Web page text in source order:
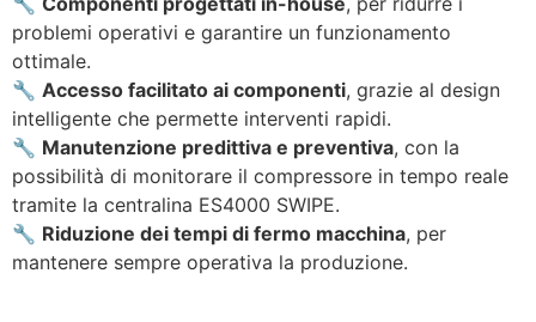
problemi operativi e garantire un funzionamento
ottimale.
🔧 Accesso facilitato ai componenti, grazie al design
intelligente che permette interventi rapidi.
🔧 Manutenzione predittiva e preventiva, con la
possibilità di monitorare il compressore in tempo reale
tramite la centralina ES4000 SWIPE.
🔧 Riduzione dei tempi di fermo macchina, per
mantenere sempre operativa la produzione.